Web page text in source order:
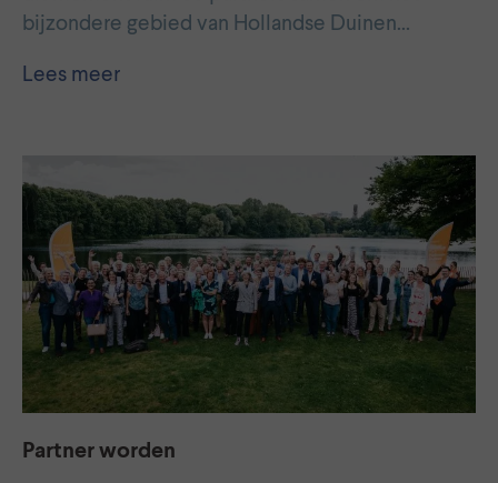
bijzondere gebied van Hollandse Duinen…
Lees meer
Partner worden